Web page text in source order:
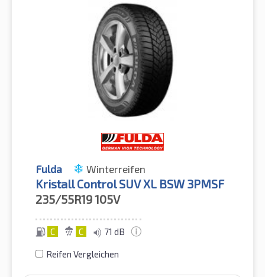
Fulda Winterreifen
Kristall Control SUV XL BSW 3PMSF
235/55R19105V
C C 71 dB
Reifen Vergleichen